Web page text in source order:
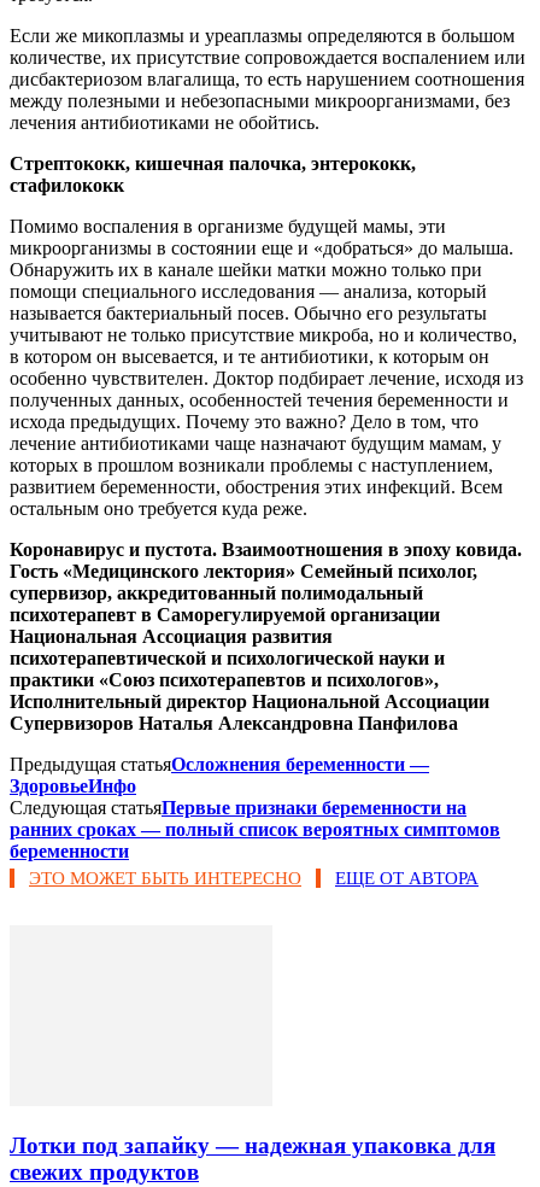
Если же микоплазмы и уреаплазмы определяются в большом
количестве, их присутствие сопровождается воспалением или
дисбактериозом влагалища, то есть нарушением соотношения
между полезными и небезопасными микроорганизмами, без
лечения антибиотиками не обойтись.
Стрептококк, кишечная палочка, энтерококк,
стафилококк
Помимо воспаления в организме будущей мамы, эти
микроорганизмы в состоянии еще и «добраться» до малыша.
Обнаружить их в канале шейки матки можно только при
помощи специального исследования — анализа, который
называется бактериальный посев. Обычно его результаты
учитывают не только присутствие микроба, но и количество,
в котором он высевается, и те антибиотики, к которым он
особенно чувствителен. Доктор подбирает лечение, исходя из
полученных данных, особенностей течения беременности и
исхода предыдущих. Почему это важно? Дело в том, что
лечение антибиотиками чаще назначают будущим мамам, у
которых в прошлом возникали проблемы с наступлением,
развитием беременности, обострения этих инфекций. Всем
остальным оно требуется куда реже.
Коронавирус и пустота. Взаимоотношения в эпоху ковида.
Гость «Медицинского лектория» Семейный психолог,
супервизор, аккредитованный полимодальный
психотерапевт в Саморегулируемой организации
Национальная Ассоциация развития
психотерапевтической и психологической науки и
практики «Союз психотерапевтов и психологов»,
Исполнительный директор Национальной Ассоциации
Супервизоров Наталья Александровна Панфилова
Предыдущая статьяОсложнения беременности —
ЗдоровьеИнфо
Следующая статьяПервые признаки беременности на
ранних сроках — полный список вероятных симптомов
беременности
ЭТО МОЖЕТ БЫТЬ ИНТЕРЕСНО ЕЩЕ ОТ АВТОРА
Лотки под запайку — надежная упаковка для
свежих продуктов